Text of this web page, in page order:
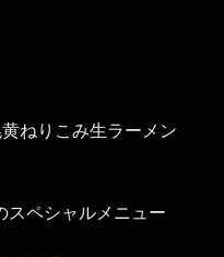
ねりこみ生ラーメン
スペシャルメニュー